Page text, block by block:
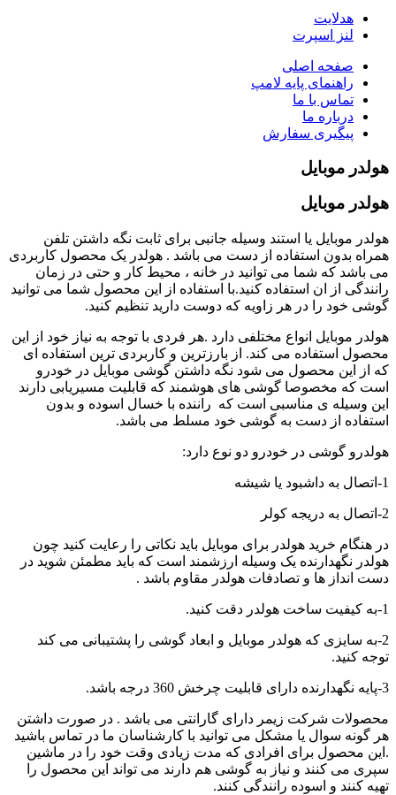
هدلایت
لنز اسپرت
صفحه اصلی
راهنمای پایه لامپ
تماس با ما
درباره ما
پیگیری سفارش
هولدر موبایل
هولدر موبایل
هولدر موبایل یا استند وسیله جانبی برای ثابت نگه داشتن تلفن
همراه بدون استفاده از دست می باشد . هولدر یک محصول کاربردی
می باشد که شما می توانید در خانه ، محیط کار و حتی در زمان
رانندگی از ان استفاده کنید.با استفاده از این محصول شما می توانید
گوشی خود را در هر زاویه که دوست دارید تنظیم کنید.
هولدر موبایل انواع مختلفی دارد .هر فردی با توجه به نیاز خود از این
محصول استفاده می کند. از بارزترین و کاربردی ترین استفاده ای
که از این محصول می شود نگه داشتن گوشی موبایل در خودرو
است که مخصوصا گوشی های هوشمند که قابلیت مسیریابی دارند
این وسیله ی مناسبی است که راننده با خسال اسوده و بدون
استفاده از دست به گوشی خود مسلط می باشد.
هولدرو گوشی در خودرو دو نوع دارد:
1-اتصال به داشبود یا شیشه
2-اتصال به دریجه کولر
در هنگام خرید هولدر برای موبایل باید نکاتی را رعایت کنید چون
هولدر نگهدارنده یک وسیله ارزشمند است که باید مطمئن شوید در
دست انداز ها و تصادفات هولدر مقاوم باشد .
1-به کیفیت ساخت هولدر دقت کنید.
2-به سایزی که هولدر موبایل و ابعاد گوشی را پشتیبانی می کند
توجه کنید.
3-پایه نگهدارنده دارای قابلیت چرخش 360 درجه باشد.
محصولات شرکت زیمر دارای گارانتی می باشد . در صورت داشتن
هر گونه سوال یا مشکل می توانید با کارشناسان ما در تماس باشید
.این محصول برای افرادی که مدت زیادی وقت خود را در ماشین
سپری می کنند و نیاز به گوشی هم دارند می تواند این محصول را
تهیه کنند و اسوده رانندگی کنند.